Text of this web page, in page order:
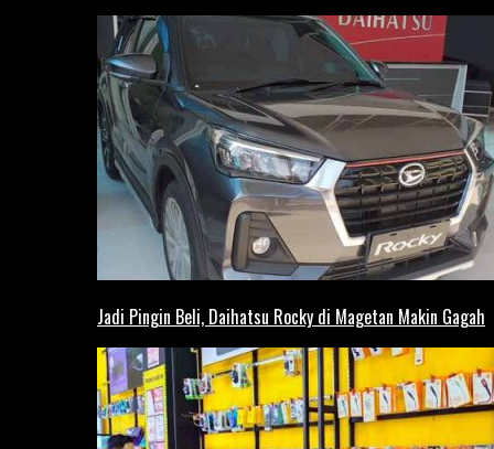
Jadi Pingin Beli, Daihatsu Rocky di Magetan Makin Gagah